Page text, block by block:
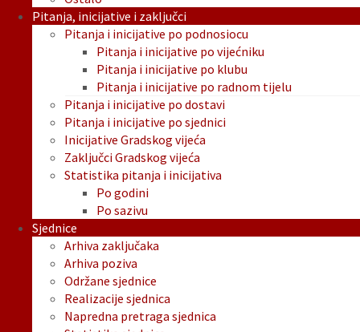
Pitanja, inicijative i zaključci
Pitanja i inicijative po podnosiocu
Pitanja i inicijative po vijećniku
Pitanja i inicijative po klubu
Pitanja i inicijative po radnom tijelu
Pitanja i inicijative po dostavi
Pitanja i inicijative po sjednici
Inicijative Gradskog vijeća
Zaključci Gradskog vijeća
Statistika pitanja i inicijativa
Po godini
Po sazivu
Sjednice
Arhiva zaključaka
Arhiva poziva
Održane sjednice
Realizacije sjednica
Napredna pretraga sjednica